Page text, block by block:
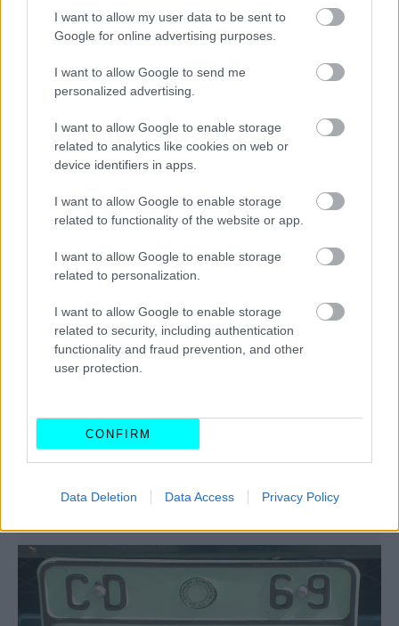
I want to allow my user data to be sent to
Google for online advertising purposes.
I want to allow Google to send me
personalized advertising.
I want to allow Google to enable storage
related to analytics like cookies on web or
device identifiers in apps.
I want to allow Google to enable storage
related to functionality of the website or app.
I want to allow Google to enable storage
related to personalization.
I want to allow Google to enable storage
related to security, including authentication
functionality and fraud prevention, and other
user protection.
CONFIRM
Data Deletion Data Access Privacy Policy
Πρίν από δύο χρόνια
τέσσερα στον αριθμό Steyr 680
σε δημοπρασίαστις εγκαταστάσεις της Δ.Δ.Δ.Υ. στη
Μαγουλέζα- Άνω Λιόσια, με τιμή εκποίησης στα 1.000
Τα καινούργια στρατιωτικά οχήματα
αποκτούν υβριδικές μηχανές -Ποιος τα